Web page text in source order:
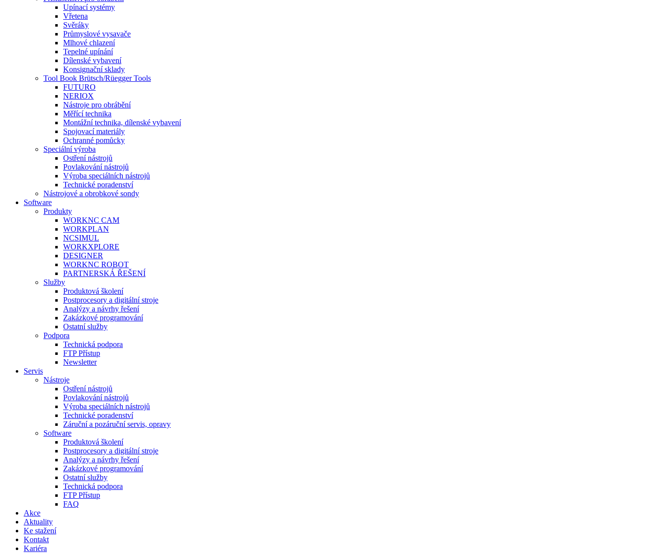
Upínací systémy
Vřetena
Svěráky
Průmyslové vysavače
Mlhové chlazení
Tepelné upínání
Dílenské vybavení
Konsignační sklady
Tool Book Brütsch/Rüegger Tools
FUTURO
NERIOX
Nástroje pro obrábění
Měřící technika
Montážní technika, dílenské vybavení
Spojovací materiály
Ochranné pomůcky
Speciální výroba
Ostření nástrojů
Povlakování nástrojů
Výroba speciálních nástrojů
Technické poradenství
Nástrojové a obrobkové sondy
Software
Produkty
WORKNC CAM
WORKPLAN
NCSIMUL
WORKXPLORE
DESIGNER
WORKNC ROBOT
PARTNERSKÁ ŘEŠENÍ
Služby
Produktová školení
Postprocesory a digitální stroje
Analýzy a návrhy řešení
Zakázkové programování
Ostatní služby
Podpora
Technická podpora
FTP Přístup
Newsletter
Servis
Nástroje
Ostření nástrojů
Povlakování nástrojů
Výroba speciálních nástrojů
Technické poradenství
Záruční a pozáruční servis, opravy
Software
Produktová školení
Postprocesory a digitální stroje
Analýzy a návrhy řešení
Zakázkové programování
Ostatní služby
Technická podpora
FTP Přístup
FAQ
Akce
Aktuality
Ke stažení
Kontakt
Kariéra